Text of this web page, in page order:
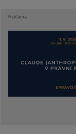
Reklama